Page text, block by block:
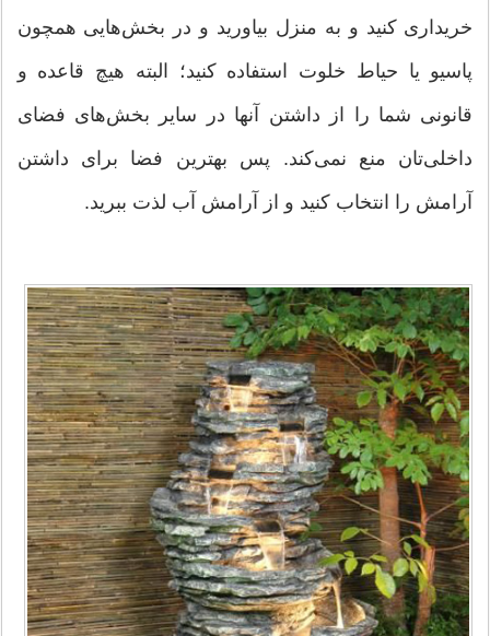
خریداری كنید و به منزل بیاورید و در بخش‌هایی همچون
پاسیو یا حیاط خلوت استفاده كنید؛ البته هیچ قاعده و
قانونی شما را از داشتن آنها در سایر بخش‌های فضای
داخلی‌تان منع نمی‌كند. پس بهترین فضا برای داشتن
آرامش را انتخاب كنید و از آرامش آب لذت ببرید.